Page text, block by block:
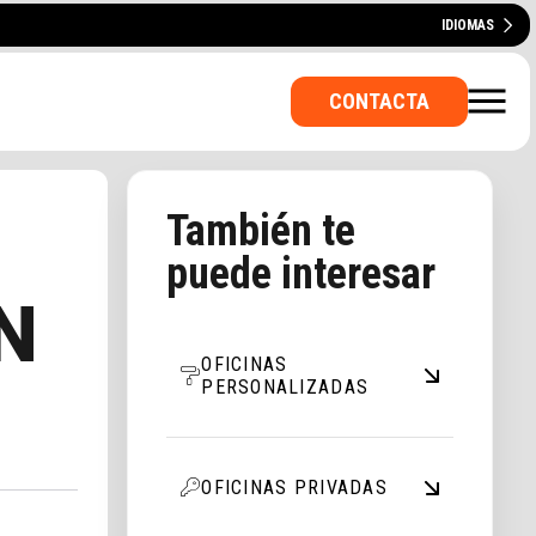
IDIOMAS
PORTUGUÊS
CONTACTA
También te
puede interesar
OFICINAS
PERSONALIZADAS
OFICINAS PRIVADAS
¿UNA SALA PARA